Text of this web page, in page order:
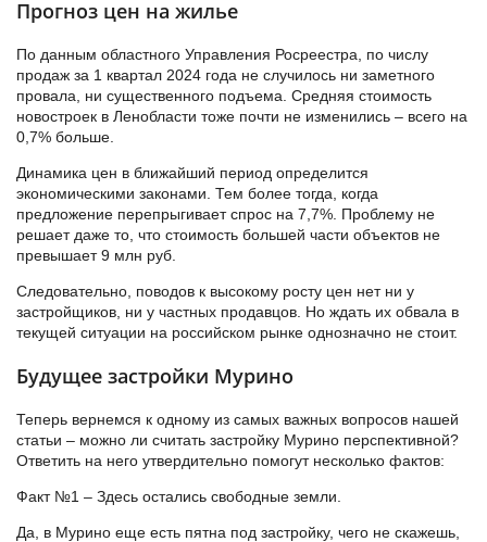
Прогноз цен на жилье
По данным областного Управления Росреестра, по числу
продаж за 1 квартал 2024 года не случилось ни заметного
провала, ни существенного подъема. Средняя стоимость
новостроек в Ленобласти тоже почти не изменились – всего на
0,7% больше.
Динамика цен в ближайший период определится
экономическими законами. Тем более тогда, когда
предложение перепрыгивает спрос на 7,7%. Проблему не
решает даже то, что стоимость большей части объектов не
превышает 9 млн руб.
Следовательно, поводов к высокому росту цен нет ни у
застройщиков, ни у частных продавцов. Но ждать их обвала в
текущей ситуации на российском рынке однозначно не стоит.
Будущее застройки Мурино
Теперь вернемся к одному из самых важных вопросов нашей
статьи – можно ли считать застройку Мурино перспективной?
Ответить на него утвердительно помогут несколько фактов:
Факт №1 – Здесь остались свободные земли.
Да, в Мурино еще есть пятна под застройку, чего не скажешь,